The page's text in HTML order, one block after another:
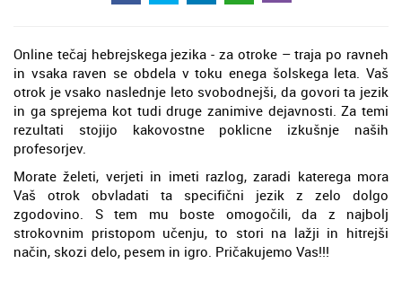
Online tečaj hebrejskega jezika - za otroke – traja po ravneh
in vsaka raven se obdela v toku enega šolskega leta. Vaš
otrok je vsako naslednje leto svobodnejši, da govori ta jezik
in ga sprejema kot tudi druge zanimive dejavnosti. Za temi
rezultati stojijo kakovostne poklicne izkušnje naših
profesorjev.
Morate želeti, verjeti in imeti razlog, zaradi katerega mora
Vaš otrok obvladati ta specifični jezik z zelo dolgo
zgodovino. S tem mu boste omogočili, da z najbolj
strokovnim pristopom učenju, to stori na lažji in hitrejši
način, skozi delo, pesem in igro. Pričakujemo Vas!!!